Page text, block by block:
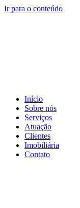
Ir para o conteúdo
Início
Sobre nós
Serviços
Atuação
Clientes
Imobiliária
Contato